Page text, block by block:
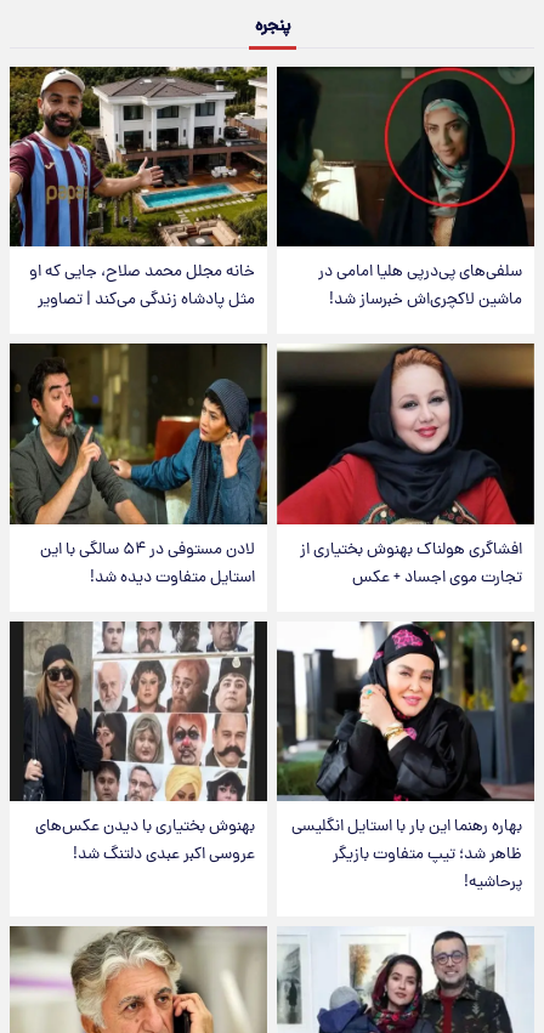
پنجره
سلفی‌های پی‌درپی هلیا امامی در
ماشین لاکچری‌اش خبرساز شد!
خانه مجلل محمد صلاح، جایی که او
مثل پادشاه زندگی می‌کند | تصاویر
افشاگری هولناک بهنوش بختیاری از
تجارت موی اجساد + عکس
لادن مستوفی در ۵۴ سالگی با این
استایل متفاوت دیده شد!
بهاره رهنما این بار با استایل انگلیسی
ظاهر شد؛ تیپ متفاوت بازیگر
پرحاشیه!
بهنوش بختیاری با دیدن عکس‌های
عروسی اکبر عبدی دلتنگ شد!